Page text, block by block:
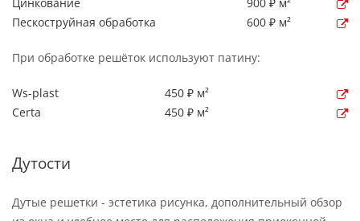
Пескоструйная обработка
600 ₽ м²
При обработке решёток используют патину:
Ws-plast
450 ₽ м²
Certa
450 ₽ м²
Дутости
Дутые решетки - эстетика рисунка, дополнительный обзор